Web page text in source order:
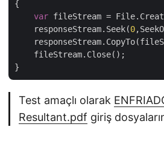
{
var fileStream =
    responseStream.Seek(
0
    fileStream.Close();
Test amaçlı olarak
Resultant.pdf giriş